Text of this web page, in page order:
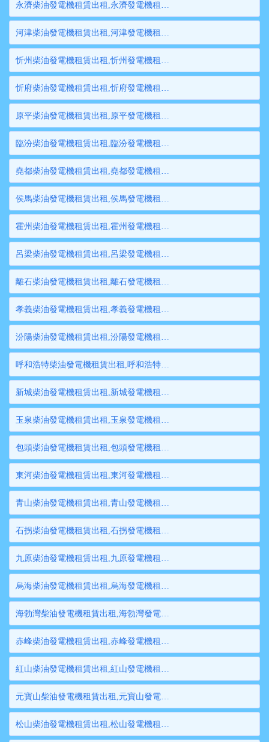
永濟柴油發電機租賃出租,永濟發電機租賃,永濟發電機出租,永濟大型發電機租賃,永濟大型發電機出租
河津柴油發電機租賃出租,河津發電機租賃,河津發電機出租,河津大型發電機租賃,河津大型發電機出租
忻州柴油發電機租賃出租,忻州發電機租賃,忻州發電機出租,忻州大型發電機租賃,忻州大型發電機出租
忻府柴油發電機租賃出租,忻府發電機租賃,忻府發電機出租,忻府大型發電機租賃,忻府大型發電機出租
原平柴油發電機租賃出租,原平發電機租賃,原平發電機出租,原平大型發電機租賃,原平大型發電機出租
臨汾柴油發電機租賃出租,臨汾發電機租賃,臨汾發電機出租,臨汾大型發電機租賃,臨汾大型發電機出租
堯都柴油發電機租賃出租,堯都發電機租賃,堯都發電機出租,堯都大型發電機租賃,堯都大型發電機出租
侯馬柴油發電機租賃出租,侯馬發電機租賃,侯馬發電機出租,侯馬大型發電機租賃,侯馬大型發電機出租
霍州柴油發電機租賃出租,霍州發電機租賃,霍州發電機出租,霍州大型發電機租賃,霍州大型發電機出租
呂梁柴油發電機租賃出租,呂梁發電機租賃,呂梁發電機出租,呂梁大型發電機租賃,呂梁大型發電機出租
離石柴油發電機租賃出租,離石發電機租賃,離石發電機出租,離石大型發電機租賃,離石大型發電機出租
孝義柴油發電機租賃出租,孝義發電機租賃,孝義發電機出租,孝義大型發電機租賃,孝義大型發電機出租
汾陽柴油發電機租賃出租,汾陽發電機租賃,汾陽發電機出租,汾陽大型發電機租賃,汾陽大型發電機出租
呼和浩特柴油發電機租賃出租,呼和浩特發電機租賃,呼和浩特發電機出租,呼和浩特大型發電機租賃,呼和浩特大型發電機出租
新城柴油發電機租賃出租,新城發電機租賃,新城發電機出租,新城大型發電機租賃,新城大型發電機出租
玉泉柴油發電機租賃出租,玉泉發電機租賃,玉泉發電機出租,玉泉大型發電機租賃,玉泉大型發電機出租
包頭柴油發電機租賃出租,包頭發電機租賃,包頭發電機出租,包頭大型發電機租賃,包頭大型發電機出租
東河柴油發電機租賃出租,東河發電機租賃,東河發電機出租,東河大型發電機租賃,東河大型發電機出租
青山柴油發電機租賃出租,青山發電機租賃,青山發電機出租,青山大型發電機租賃,青山大型發電機出租
石拐柴油發電機租賃出租,石拐發電機租賃,石拐發電機出租,石拐大型發電機租賃,石拐大型發電機出租
九原柴油發電機租賃出租,九原發電機租賃,九原發電機出租,九原大型發電機租賃,九原大型發電機出租
烏海柴油發電機租賃出租,烏海發電機租賃,烏海發電機出租,烏海大型發電機租賃,烏海大型發電機出租
海勃灣柴油發電機租賃出租,海勃灣發電機租賃,海勃灣發電機出租,海勃灣大型發電機租賃,海勃灣大型發電機出租
赤峰柴油發電機租賃出租,赤峰發電機租賃,赤峰發電機出租,赤峰大型發電機租賃,赤峰大型發電機出租
紅山柴油發電機租賃出租,紅山發電機租賃,紅山發電機出租,紅山大型發電機租賃,紅山大型發電機出租
元寶山柴油發電機租賃出租,元寶山發電機租賃,元寶山發電機出租,元寶山大型發電機租賃,元寶山大型發電機出租
松山柴油發電機租賃出租,松山發電機租賃,松山發電機出租,松山大型發電機租賃,松山大型發電機出租